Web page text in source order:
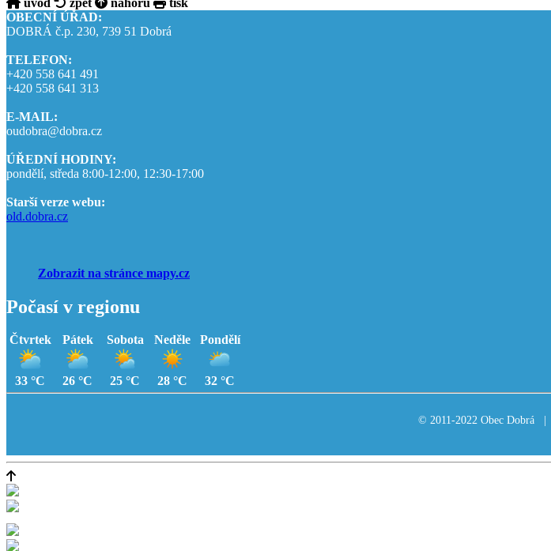
OBECNÍ ÚŘAD:
DOBRÁ č.p. 230, 739 51 Dobrá
TELEFON:
+420 558 641 491
+420 558 641 313
E-MAIL:
oudobra@dobra.cz
ÚŘEDNÍ HODINY:
pondělí, středa 8:00-12:00, 12:30-17:00
Starší verze webu:
old.dobra.cz
Zobrazit na stránce mapy.cz
Počasí v regionu
Čtvrtek
33 °C
Pátek
26 °C
Sobota
25 °C
Neděle
28 °C
Pondělí
32 °C
© 2011-2022 Obec Dobrá |